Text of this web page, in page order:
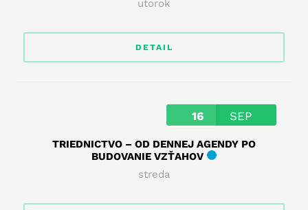
utorok
DETAIL
16 SEP
TRIEDNICTVO – OD DENNEJ AGENDY PO
BUDOVANIE VZŤAHOV
streda